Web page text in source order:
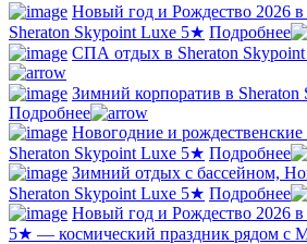
Новый год и Рождество 2026 в
Sheraton Skypoint Luxe 5★ Подробнее
СПА отдых в Sheraton
Зимний корпоратив в
Подробнее
Новогодние и
Sheraton Skypoint Luxe 5★ Подробнее
Зимний отдых с бассейном,
Sheraton Skypoint Luxe 5★ Подробнее
Новый год и Рождество 2026
5★ — космический праздник рядом с